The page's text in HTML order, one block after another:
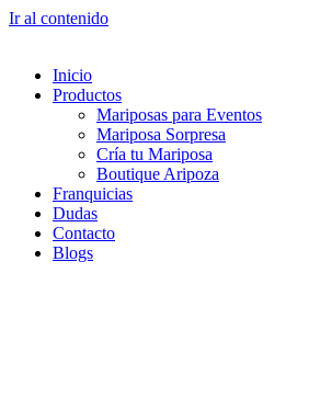
Ir al contenido
Inicio
Productos
Mariposas para Eventos
Mariposa Sorpresa
Cría tu Mariposa
Boutique Aripoza
Franquicias
Dudas
Contacto
Blogs